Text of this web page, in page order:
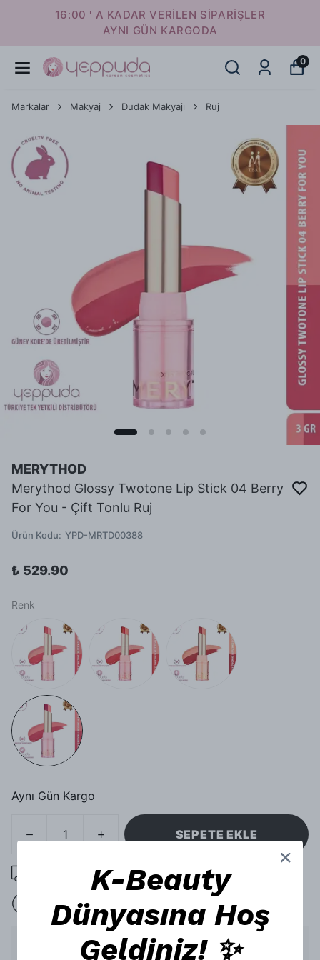
16:00 ' A KADAR VERİLEN SİPARİŞLER
AYNI GÜN KARGODA
0
Markalar Makyaj Dudak Makyajı Ruj
MERYTHOD
Merythod Glossy Twotone Lip Stick 04 Berry
For You - Çift Tonlu Ruj
Ürün Kodu: YPD-MRTD00388
₺ 529.90
Renk
Aynı Gün Kargo
SEPETE EKLE
1000 TL üzeri ücretsiz kargo
15 gün içinde iade
Ürün Açıklaması
K-Beauty
Dünyasına Hoş
Geldiniz! ✨